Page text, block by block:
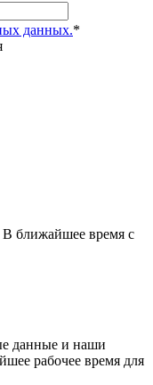
данных.*
ближайшее время с
данные и наши
рабочее время для